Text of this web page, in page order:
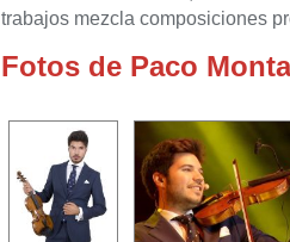
trabajos mezcla composiciones
Fotos de Paco